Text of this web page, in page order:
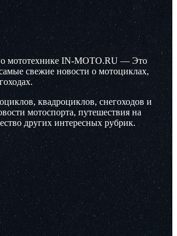
о мототехнике IN-MOTO.RU — Это
свежие новости о мотоциклах,
квадроциклов, снегоходов и
мотоспорта, путешествия на
других интересных рубрик.